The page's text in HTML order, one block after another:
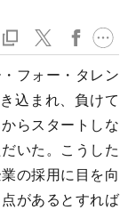
フォー・タレン
込まれ、負けて
らスタートしな
いた。こうした
の採用に目を向
があるとすれば